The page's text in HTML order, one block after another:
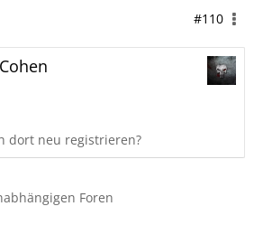
#110
dort neu registrieren?
Foren